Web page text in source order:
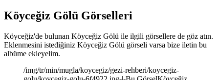
Köyceğiz Gölü Görselleri
Köyceğiz'de bulunan Köyceğiz Gölü ile ilgili görsellere de göz atın.
Eklenmesini istediğiniz Köyceğiz Gölü görseli varsa bize iletin bu
albüme ekleyelim.
/img/tr/min/mugla/koycegiz/gezi-rehberi/koycegiz-